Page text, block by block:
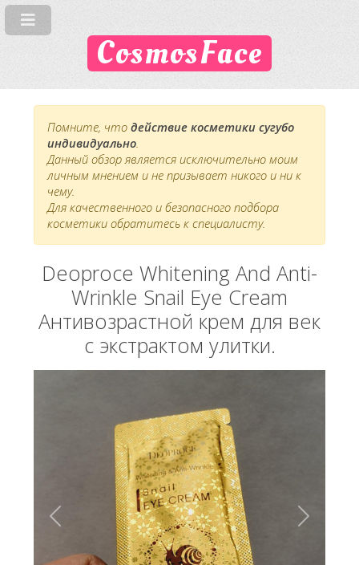
CosmosFace
Помните, что действие косметики сугубо
индивидуально.
Данный обзор является исключительно моим
личным мнением и не призывает никого и ни к
чему.
Для качественного и безопасного подбора
косметики обратитесь к специалисту.
Deoproce Whitening And Anti-
Wrinkle Snail Eye Cream
Антивозрастной крем для век
с экстрактом улитки.
Вперёд Назад